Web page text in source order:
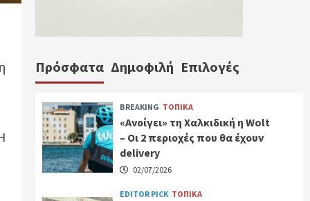
Πρόσφατα Δημοφιλή Επιλογές
BREAKING ΤΟΠΙΚΑ
«Ανοίγει» τη Χαλκιδική η Wolt
– Οι 2 περιοχές που θα έχουν
delivery
02/07/2026
EDITOR PICK ΤΟΠΙΚΑ